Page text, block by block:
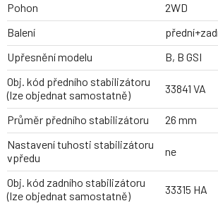
Pohon
2WD
Balení
Upřesnění modelu
B, B GSI
Obj. kód předního stabilizátoru
(lze objednat samostatně)
33841 VA
Průměr předního stabilizátoru
26 mm
Nastavení tuhosti stabilizátoru
vpředu
ne
Obj. kód zadního stabilizátoru
(lze objednat samostatně)
33315 HA